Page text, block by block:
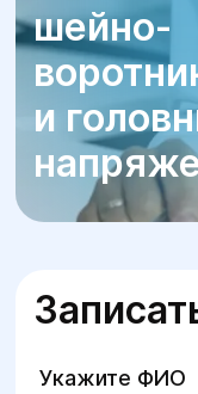
шейно-
и
Укажите ФИО